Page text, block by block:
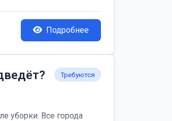
Подробнее
Требуются
уборки. Все города